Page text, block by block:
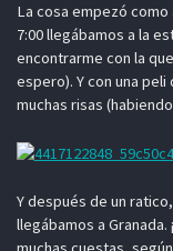
La cosa empezó como
7:00 llegábamos a la
encontrarme con la
espero). Y con una
muchas risas
Y después de un
llegábamos a